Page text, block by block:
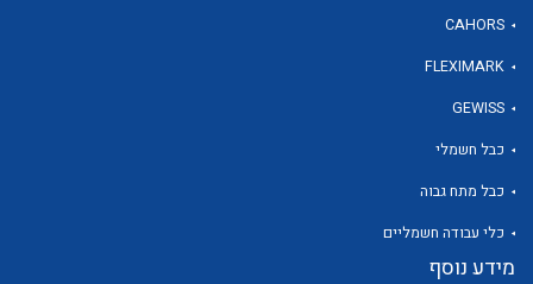
לכל מוצרי היצרן
CAHORS
FLEXIMARK
GEWISS
כבל חשמלי
כבל מתח גבוה
כלי עבודה חשמליים
מידע נוסף